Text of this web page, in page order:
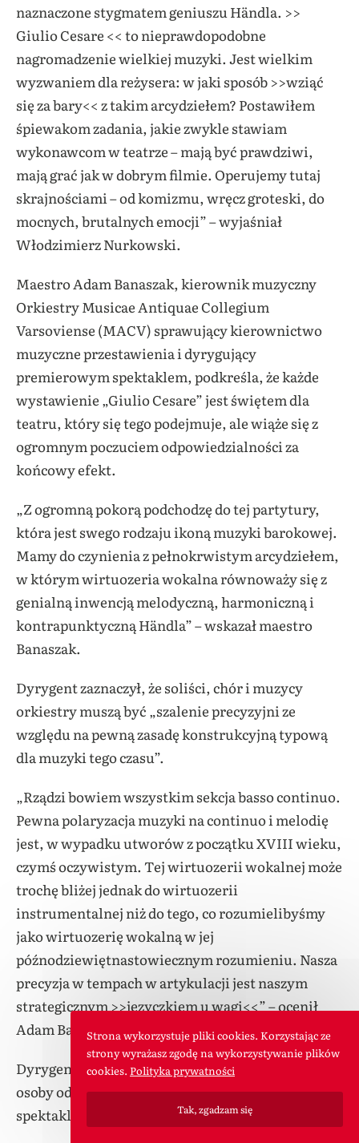
naznaczone stygmatem geniuszu Händla. >>
Giulio Cesare << to nieprawdopodobne
nagromadzenie wielkiej muzyki. Jest wielkim
wyzwaniem dla reżysera: w jaki sposób >>wziąć
się za bary<< z takim arcydziełem? Postawiłem
śpiewakom zadania, jakie zwykle stawiam
wykonawcom w teatrze – mają być prawdziwi,
mają grać jak w dobrym filmie. Operujemy tutaj
skrajnościami – od komizmu, wręcz groteski, do
mocnych, brutalnych emocji” – wyjaśniał
Włodzimierz Nurkowski.
Maestro Adam Banaszak, kierownik muzyczny
Orkiestry Musicae Antiquae Collegium
Varsoviense (MACV) sprawujący kierownictwo
muzyczne przestawienia i dyrygujący
premierowym spektaklem, podkreśla, że każde
wystawienie „Giulio Cesare” jest świętem dla
teatru, który się tego podejmuje, ale wiąże się z
ogromnym poczuciem odpowiedzialności za
końcowy efekt.
„Z ogromną pokorą podchodzę do tej partytury,
która jest swego rodzaju ikoną muzyki barokowej.
Mamy do czynienia z pełnokrwistym arcydziełem,
w którym wirtuozeria wokalna równoważy się z
genialną inwencją melodyczną, harmoniczną i
kontrapunktyczną Händla” – wskazał maestro
Banaszak.
Dyrygent zaznaczył, że soliści, chór i muzycy
orkiestry muszą być „szalenie precyzyjni ze
względu na pewną zasadę konstrukcyjną typową
dla muzyki tego czasu”.
„Rządzi bowiem wszystkim sekcja basso continuo.
Pewna polaryzacja muzyki na continuo i melodię
jest, w wypadku utworów z początku XVIII wieku,
czymś oczywistym. Tej wirtuozerii wokalnej może
trochę bliżej jednak do wirtuozerii
instrumentalnej niż do tego, co rozumielibyśmy
jako wirtuozerię wokalną w jej
późnodziewiętnastowiecznym rozumieniu. Nasza
precyzja w tempach w artykulacji jest naszym
strategicznym >>języczkiem u wagi<<” – ocenił
Adam Banaszak.
Dyrygent wskazał, że kluczowym wyzwaniem dla
osoby odpowiedzialnej za kierownictwo muzyczne
spektaklu jest kwestia obsady.
Strona wykorzystuje pliki cookies. Korzystając ze
strony wyrażasz zgodę na wykorzystywanie plików
cookies. Polityka prywatności
Tak, zgadzam się